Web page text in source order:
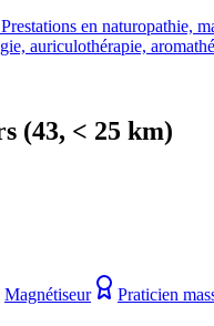
en naturopathie,
auriculothérapie,
(43, < 25 km)
Magnétiseur
Praticien